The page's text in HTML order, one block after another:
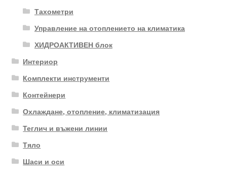
Тахометри
Управление на отоплението на климатика
ХИДРОАКТИВЕН блок
Интериор
Комплекти инструменти
Контейнери
Охлаждане, отопление, климатизация
Теглич и въжени линии
Тяло
Шаси и оси